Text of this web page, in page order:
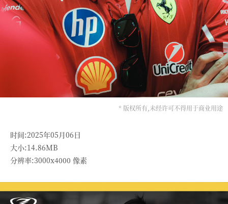
* 版权所有,未经许可不得用于商业用途
时间:2025年05月06日
大小:14.86MB
分辨率:3000x4000 像素